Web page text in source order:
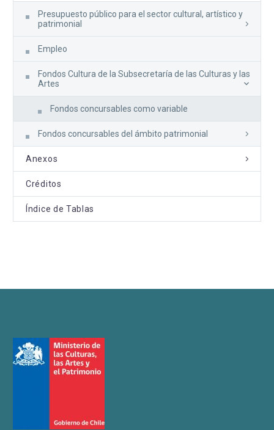
Presupuesto público para el sector cultural, artístico y
patrimonial
Empleo
Fondos Cultura de la Subsecretaría de las Culturas y las
Artes
Fondos concursables como variable
Fondos concursables del ámbito patrimonial
Anexos
Créditos
Índice de Tablas